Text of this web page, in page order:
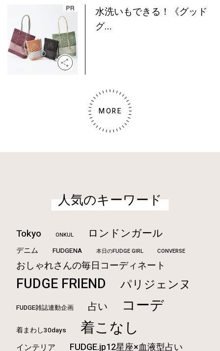
水洗いもできる！《グッド
グ...
MORE
人気のキーワード
Tokyo ONKUL ロンドンガール
デニム FUDGENA 本日のFUDGE GIRL CONVERSE
おしゃれさんの毎日コーディネート
FUDGE FRIEND パリジェンヌ
FUDGE雑誌連動企画 占い コーデ
着まわし30days 着こなし
インテリア FUDGE.jp12星座×血液型占い